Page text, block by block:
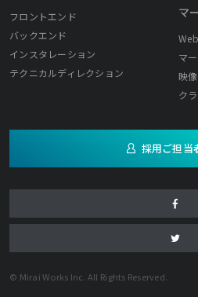
フロントエンド
バックエンド
インスタレーション
テクニカルディレクション
マ
マ
映
ク
採用ご担当
© Mirai Works Inc. All Rights Reserved.